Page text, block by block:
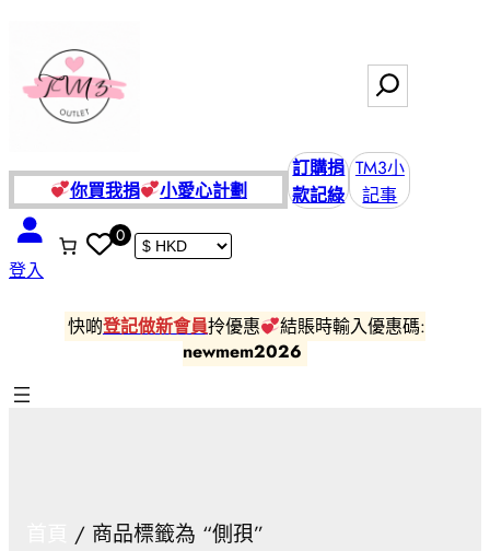
你買我捐 小愛心計劃
訂購捐
款記綠
TM3小
記事
登入
0
快啲登記做新會員拎優惠
結賬時輸入優惠碼:
newmem2026
/ 商品標籤為 “側孭”